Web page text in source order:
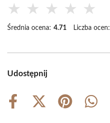
★ ★ ★ ★ ★
Średnia ocena: 4.71 Liczba ocen:
Udostępnij
Share
Share
Share
Share